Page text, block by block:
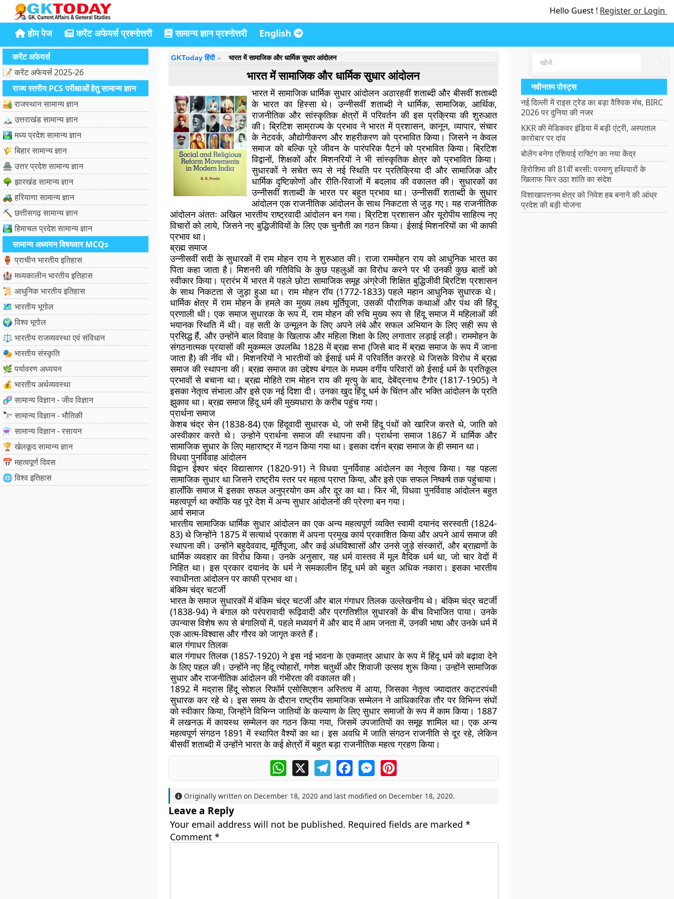
Hello Guest ! Register or Login
होम पेज करेंट अफेयर्स प्रश्नोत्तरी सामान्य ज्ञान प्रश्नोत्तरी English
करेंट अफेयर्स
📝 करेंट अफेयर्स 2025-26
राज्य स्तरीय PCS परीक्षाओं हेतु सामान्य ज्ञान
🏜️ राजस्थान सामान्य ज्ञान
🏔️ उत्तराखंड सामान्य ज्ञान
🏞️ मध्य प्रदेश सामान्य ज्ञान
🌾 बिहार सामान्य ज्ञान
🏯 उत्तर प्रदेश सामान्य ज्ञान
🌳 झारखंड सामान्य ज्ञान
🚜 हरियाणा सामान्य ज्ञान
⛏️ छत्तीसगढ़ सामान्य ज्ञान
🏞️ हिमाचल प्रदेश सामान्य ज्ञान
सामान्य अध्ययन विषयवार MCQs
🏺 प्राचीन भारतीय इतिहास
🏰 मध्यकालीन भारतीय इतिहास
📜 आधुनिक भारतीय इतिहास
🗺️ भारतीय भूगोल
🌍 विश्व भूगोल
⚖️ भारतीय राजव्यवस्था एवं संविधान
🎭 भारतीय संस्कृति
🌿 पर्यावरण अध्ययन
💰 भारतीय अर्थव्यवस्था
🧬 सामान्य विज्ञान - जीव विज्ञान
🔭 सामान्य विज्ञान - भौतिकी
⚗️ सामान्य विज्ञान - रसायन
🏆 खेलकूद सामान्य ज्ञान
📅 महत्वपूर्ण दिवस
🌐 विश्व इतिहास
GKToday हिंदी भारत में सामाजिक और धार्मिक सुधार आंदोलन
भारत में सामाजिक और धार्मिक सुधार आंदोलन
भारत में सामाजिक धार्मिक सुधार आंदोलन अठारहवीं शताब्दी और बीसवीं शताब्दी
के भारत का हिस्सा थे। उन्नीसवीं शताब्दी ने धार्मिक, सामाजिक, आर्थिक,
राजनीतिक और सांस्कृतिक क्षेत्रों में परिवर्तन की इस प्रक्रिया की शुरुआत
की। ब्रिटिश साम्राज्य के प्रभाव ने भारत में प्रशासन, कानून, व्यापार, संचार
के नेटवर्क, औद्योगीकरण और शहरीकरण को प्रभावित किया। जिसने न केवल
समाज को बल्कि पूरे जीवन के पारंपरिक पैटर्न को प्रभावित किया। ब्रिटिश
विद्वानों, शिक्षकों और मिशनरियों ने भी सांस्कृतिक क्षेत्र को प्रभावित किया।
सुधारकों ने सचेत रूप से नई स्थिति पर प्रतिक्रिया दी और सामाजिक और
धार्मिक दृष्टिकोणों और रीति-रिवाजों में बदलाव की वकालत की। सुधारकों का
उन्नीसवीं शताब्दी के भारत पर बहुत प्रभाव था। उन्नीसवीं शताब्दी के सुधार
आंदोलन एक राजनीतिक आंदोलन के साथ निकटता से जुड़ गए। यह राजनीतिक
आंदोलन अंततः अखिल भारतीय राष्ट्रवादी आंदोलन बन गया। ब्रिटिश प्रशासन और यूरोपीय साहित्य नए
विचारों को लाये, जिसने नए बुद्धिजीवियों के लिए एक चुनौती का गठन किया। ईसाई मिशनरियों का भी काफी
प्रभाव था।
ब्रह्म समाज
उन्नीसवीं सदी के सुधारकों में राम मोहन राय ने शुरुआत की। राजा राममोहन राय को आधुनिक भारत का
पिता कहा जाता है। मिशनरी की गतिविधि के कुछ पहलुओं का विरोध करने पर भी उनकी कुछ बातों को
स्वीकार किया। प्रारंभ में भारत में पहले छोटा सामाजिक समूह अंग्रेजी शिक्षित बुद्धिजीवी ब्रिटिश प्रशासन
के साथ निकटता से जुड़ा हुआ था। राम मोहन रॉय (1772-1833) पहले महान आधुनिक सुधारक थे।
धार्मिक क्षेत्र में राम मोहन के हमले का मुख्य लक्ष्य मूर्तिपूजा, उसकी पौराणिक कथाओं और पंथ की हिंदू
प्रणाली थी। एक समाज सुधारक के रूप में, राम मोहन की रुचि मुख्य रूप से हिंदू समाज में महिलाओं की
भयानक स्थिति में थी। वह सती के उन्मूलन के लिए अपने लंबे और सफल अभियान के लिए सही रूप से
प्रसिद्ध हैं, और उन्होंने बाल विवाह के खिलाफ और महिला शिक्षा के लिए लगातार लड़ाई लड़ी। राममोहन के
संगठनात्मक प्रयासों की मुकम्मल उपलब्धि 1828 में ब्रह्म सभा (जिसे बाद में ब्रह्म समाज के रूप में जाना
जाता है) की नींव थी। मिशनरियों ने भारतीयों को ईसाई धर्म में परिवर्तित कररहे थे जिसके विरोध में ब्रह्म
समाज की स्थापना की। ब्रह्म समाज का उद्देश्य बंगाल के मध्यम वर्गीय परिवारों को ईसाई धर्म के प्रतिकूल
प्रभावों से बचाना था। ब्रह्म मोहिते राम मोहन राय की मृत्यु के बाद, देबेंद्रनाथ टैगोर (1817-1905) ने
इसका नेतृत्व संभाला और इसे एक नई दिशा दी। उनका खुद हिंदू धर्म के चिंतन और भक्ति आंदोलन के प्रति
झुकाव था। ब्रह्म समाज हिंदू धर्म की मुख्यधारा के करीब पहुंच गया।
प्रार्थना समाज
केशब चंद्र सेन (1838-84) एक हिंदूवादी सुधारक थे, जो सभी हिंदू पंथों को खारिज करते थे, जाति को
अस्वीकार करते थे। उन्होने प्रार्थना समाज की स्थापना की। प्रार्थना समाज 1867 में धार्मिक और
सामाजिक सुधार के लिए महाराष्ट्र में गठन किया गया था। इसका दर्शन ब्रह्म समाज के ही समान था।
विधवा पुनर्विवाह आंदोलन
विद्वान ईश्वर चंद्र विद्यासागर (1820-91) ने विधवा पुनर्विवाह आंदोलन का नेतृत्व किया। यह पहला
सामाजिक सुधार था जिसने राष्ट्रीय स्तर पर महत्व प्राप्त किया, और इसे एक सफल निष्कर्ष तक पहुंचाया।
हालाँकि समाज में इसका सफल अनुप्रयोग कम और दूर का था। फिर भी, विधवा पुनर्विवाह आंदोलन बहुत
महत्वपूर्ण था क्योंकि यह पूरे देश में अन्य सुधार आंदोलनों की प्रेरणा बन गया।
आर्य समाज
भारतीय सामाजिक धार्मिक सुधार आंदोलन का एक अन्य महत्वपूर्ण व्यक्ति स्वामी दयानंद सरस्वती (1824-
83) थे जिन्होंने 1875 में सत्यार्थ प्रकाश में अपना प्रमुख कार्य प्रकाशित किया और अपने आर्य समाज की
स्थापना की। उन्होंने बहुदेववाद, मूर्तिपूजा, और कई अंधविश्वासों और उनसे जुड़े संस्कारों, और ब्राह्मणों के
धार्मिक व्यवहार का विरोध किया। उनके अनुसार, यह धर्म वास्तव में मूल वैदिक धर्म था, जो चार वेदों में
निहित था। इस प्रकार दयानंद के धर्म ने समकालीन हिंदू धर्म को बहुत अधिक नकारा। इसका भारतीय
स्वाधीनता आंदोलन पर काफी प्रभाव था।
बंकिम चंद्र चटर्जी
भारत के समाज सुधारकों में बंकिम चंद्र चटर्जी और बाल गंगाधर तिलक उल्लेखनीय थे। बंकिम चंद्र चटर्जी
(1838-94) ने बंगाल को परंपरावादी रूढ़िवादी और प्रगतिशील सुधारकों के बीच विभाजित पाया। उनके
उपन्यास विशेष रूप से बंगालियों में, पहले मध्यवर्ग में और बाद में आम जनता में, उनकी भाषा और उनके धर्म में
एक आत्म-विश्वास और गौरव को जागृत करते हैं।
बाल गंगाधर तिलक
बाल गंगाधर तिलक (1857-1920) ने इस नई भावना के एकमात्र आधार के रूप में हिंदू धर्म को बढ़ावा देने
के लिए पहल की। उन्होंने नए हिंदू त्योहारों, गणेश चतुर्थी और शिवाजी उत्सव शुरू किया। उन्होंने सामाजिक
सुधार और राजनीतिक आंदोलन की गंभीरता की वकालत की।
1892 में मद्रास हिंदू सोशल रिफॉर्म एसोसिएशन अस्तित्व में आया, जिसका नेतृत्व ज्यादातर कट्टरपंथी
सुधारक कर रहे थे। इस समय के दौरान राष्ट्रीय सामाजिक सम्मेलन ने आधिकारिक तौर पर विभिन्न संघों
को स्वीकार किया, जिन्होंने विभिन्न जातियों के कल्याण के लिए सुधार समाजों के रूप में काम किया। 1887
में लखनऊ में कायस्थ सम्मेलन का गठन किया गया, जिसमें उपजातियों का समूह शामिल था। एक अन्य
महत्वपूर्ण संगठन 1891 में स्थापित वैश्यों का था। इस अवधि में जाति संगठन राजनीति से दूर रहे, लेकिन
बीसवीं शताब्दी में उन्होंने भारत के कई क्षेत्रों में बहुत बड़ा राजनीतिक महत्व ग्रहण किया।
WhatsApp
X TelegramFacebookMessengerPinterest
Originally written on December 18, 2020 and last modified on December 18, 2020.
Leave a Reply
Your email address will not be published. Required fields are marked *
Comment *
नवीनतम पोस्ट्स
नई दिल्ली में राइस ट्रेड का बड़ा वैश्विक मंच, BIRC
2026 पर दुनिया की नजर
KKR की मेडिकवर इंडिया में बड़ी एंट्री, अस्पताल
कारोबार पर दांव
बोलेंग बनेगा एशियाई राफ्टिंग का नया केंद्र
हिरोशिमा की 81वीं बरसी: परमाणु हथियारों के
खिलाफ फिर उठा शांति का संदेश
विशाखापत्तनम क्षेत्र को निवेश हब बनाने की आंध्र
प्रदेश की बड़ी योजना